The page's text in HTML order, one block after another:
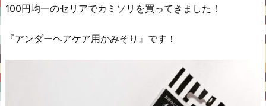
100円均一のセリアでカミソリを買ってきました！
『アンダーヘアケア用かみそり』です！